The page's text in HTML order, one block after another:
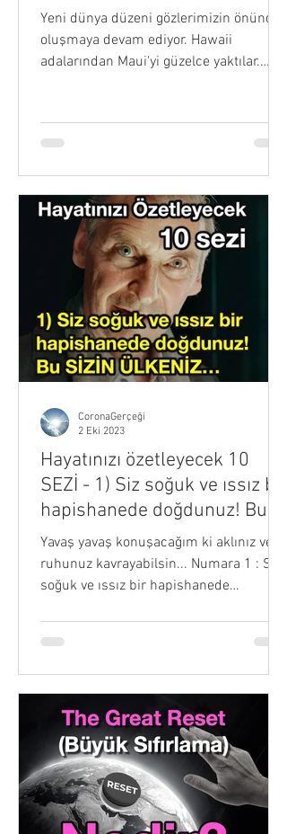
Yeni dünya düzeni gözlerimizin önünde
oluşmaya devam ediyor. Hawaii
adalarından Maui'yi güzelce yaktılar.
Hayatınızı özetleyecek 10
SEZİ - 1) Siz soğuk ve ıssız bir
hapishanede doğdunuz! Bu
SİZİN ÜLKENİZ...
Yavaş yavaş konuşacağım ki aklınız ve
ruhunuz kavrayabilsin... Numara 1 : Siz
soğuk ve ıssız bir hapishanede
CoronaGerçeği
2 Eki 2023